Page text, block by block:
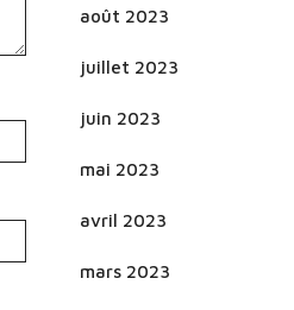
août 2023
juillet 2023
juin 2023
mai 2023
avril 2023
mars 2023